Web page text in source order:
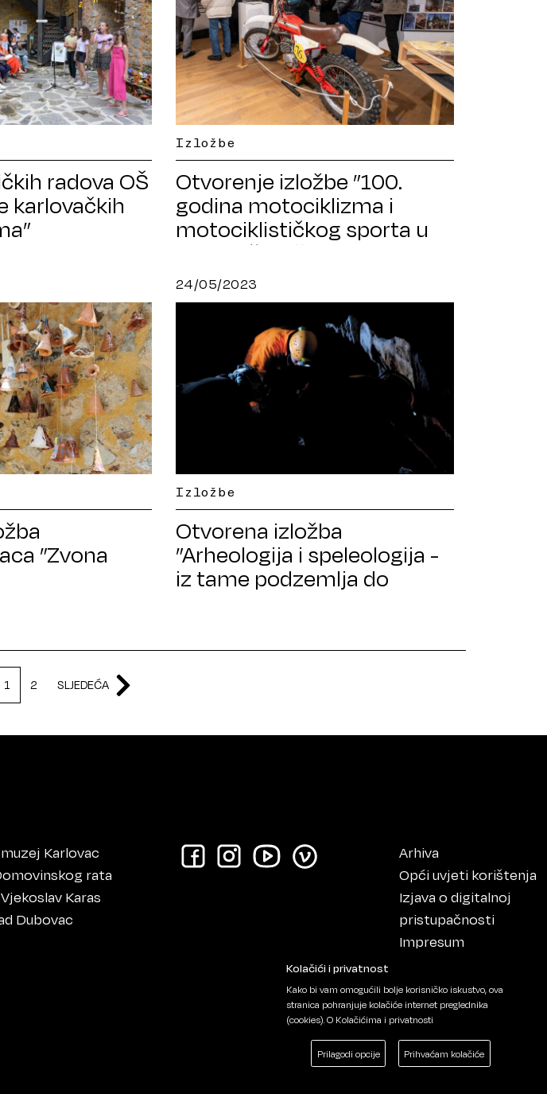
radova OŠ
karlovačkih
Izložbe
Otvorenje izložbe ”100.
godina motociklizma i
motociklističkog sporta u
Karlovačkoj županiji”
”Zvona
24/05/2023
Izložbe
Otvorena izložba
”Arheologija i speleologija -
iz tame podzemlja do
1 2 SLJEDEĆA
Karlovac
rata
Karas
Dubovac
Arhiva
Opći uvjeti korištenja
Izjava o digitalnoj
pristupačnosti
Impresum
Kolačići i privatnost
Kako bi vam omogućili bolje korisničko iskustvo, ova
stranica pohranjuje kolačiće internet preglednika
(cookies).O Kolačićima i privatnosti
Prilagodi opcije Prihvaćam kolačiće